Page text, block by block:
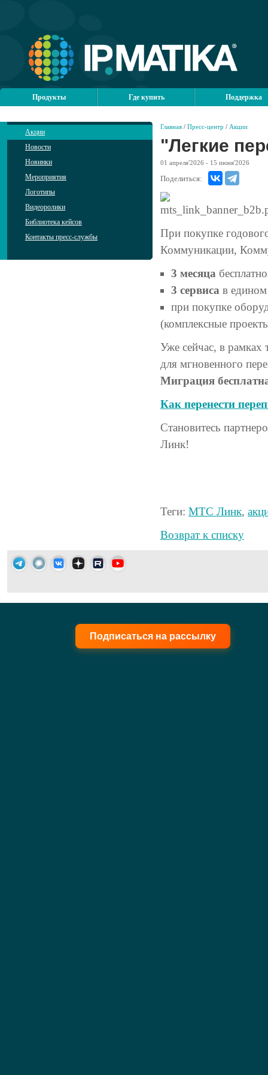
Продукты Где купить Поддержка
Акции
Новости
Новинки
Мероприятия
Логотипы
Видеоролики
Библиотека кейсов
Контакты пресс-службы
Главная / Пресс-центр / Акции
"Легкие
01 апреля'2026 - 15 июня'2026
Поделиться:
При покупке
Коммуникации,
3 месяца
3 сервиса в
при покупке
(комплексные
Уже сейчас, в рамках
для мгновенного
Миграция
Как перенести
Становитесь
Линк!
Теги: МТС Линк,
Возврат к списку
Подписаться на рассылку